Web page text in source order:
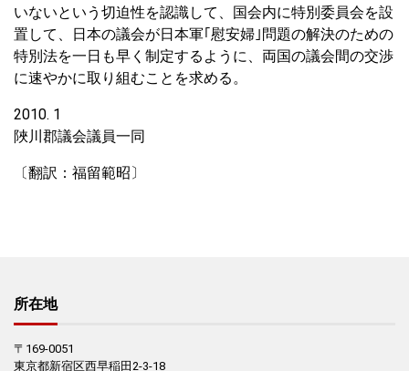
いないという切迫性を認識して、国会内に特別委員会を設
置して、日本の議会が日本軍｢慰安婦｣問題の解決のための
特別法を一日も早く制定するように、両国の議会間の交渉
に速やかに取り組むことを求める。
2010. 1
陜川郡議会議員一同
〔翻訳：福留範昭〕
所在地
〒169-0051
東京都新宿区西早稲田2-3-18